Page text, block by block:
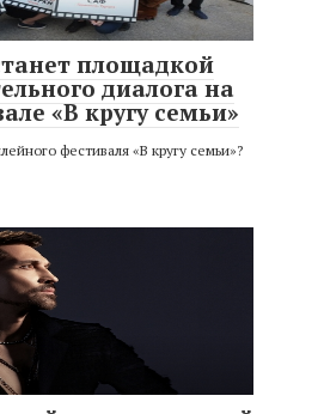
площадкой
диалога на
«В кругу семьи»
фестиваля «В кругу семьи»?